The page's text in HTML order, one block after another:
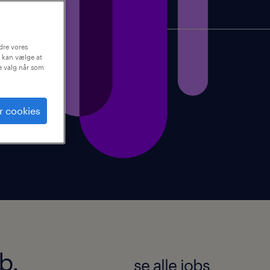
se alle jobs
vores
kan vælge at
valg når som
cookies